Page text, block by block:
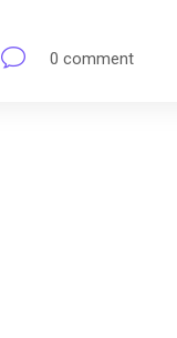
0 comment